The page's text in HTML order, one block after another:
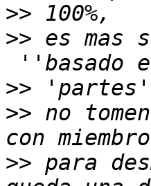
>>
>> es mas
>>
>> no
>> para